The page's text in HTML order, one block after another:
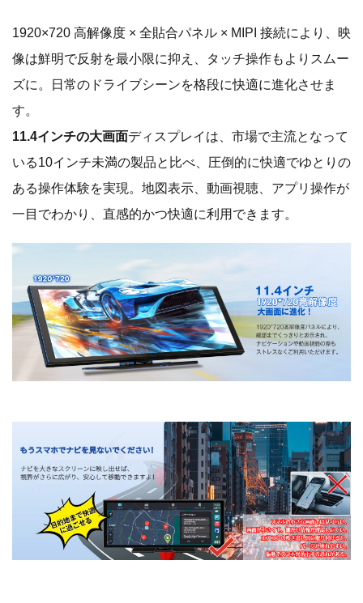
1920×720 高解像度 × 全貼合パネル × MIPI 接続により、映
像は鮮明で反射を最小限に抑え、タッチ操作もよりスムー
ズに。日常のドライブシーンを格段に快適に進化させま
す。
11.4インチの大画面ディスプレイは、市場で主流となって
いる10インチ未満の製品と比べ、圧倒的に快適でゆとりの
ある操作体験を実現。地図表示、動画視聴、アプリ操作が
一目でわかり、直感的かつ快適に利用できます。